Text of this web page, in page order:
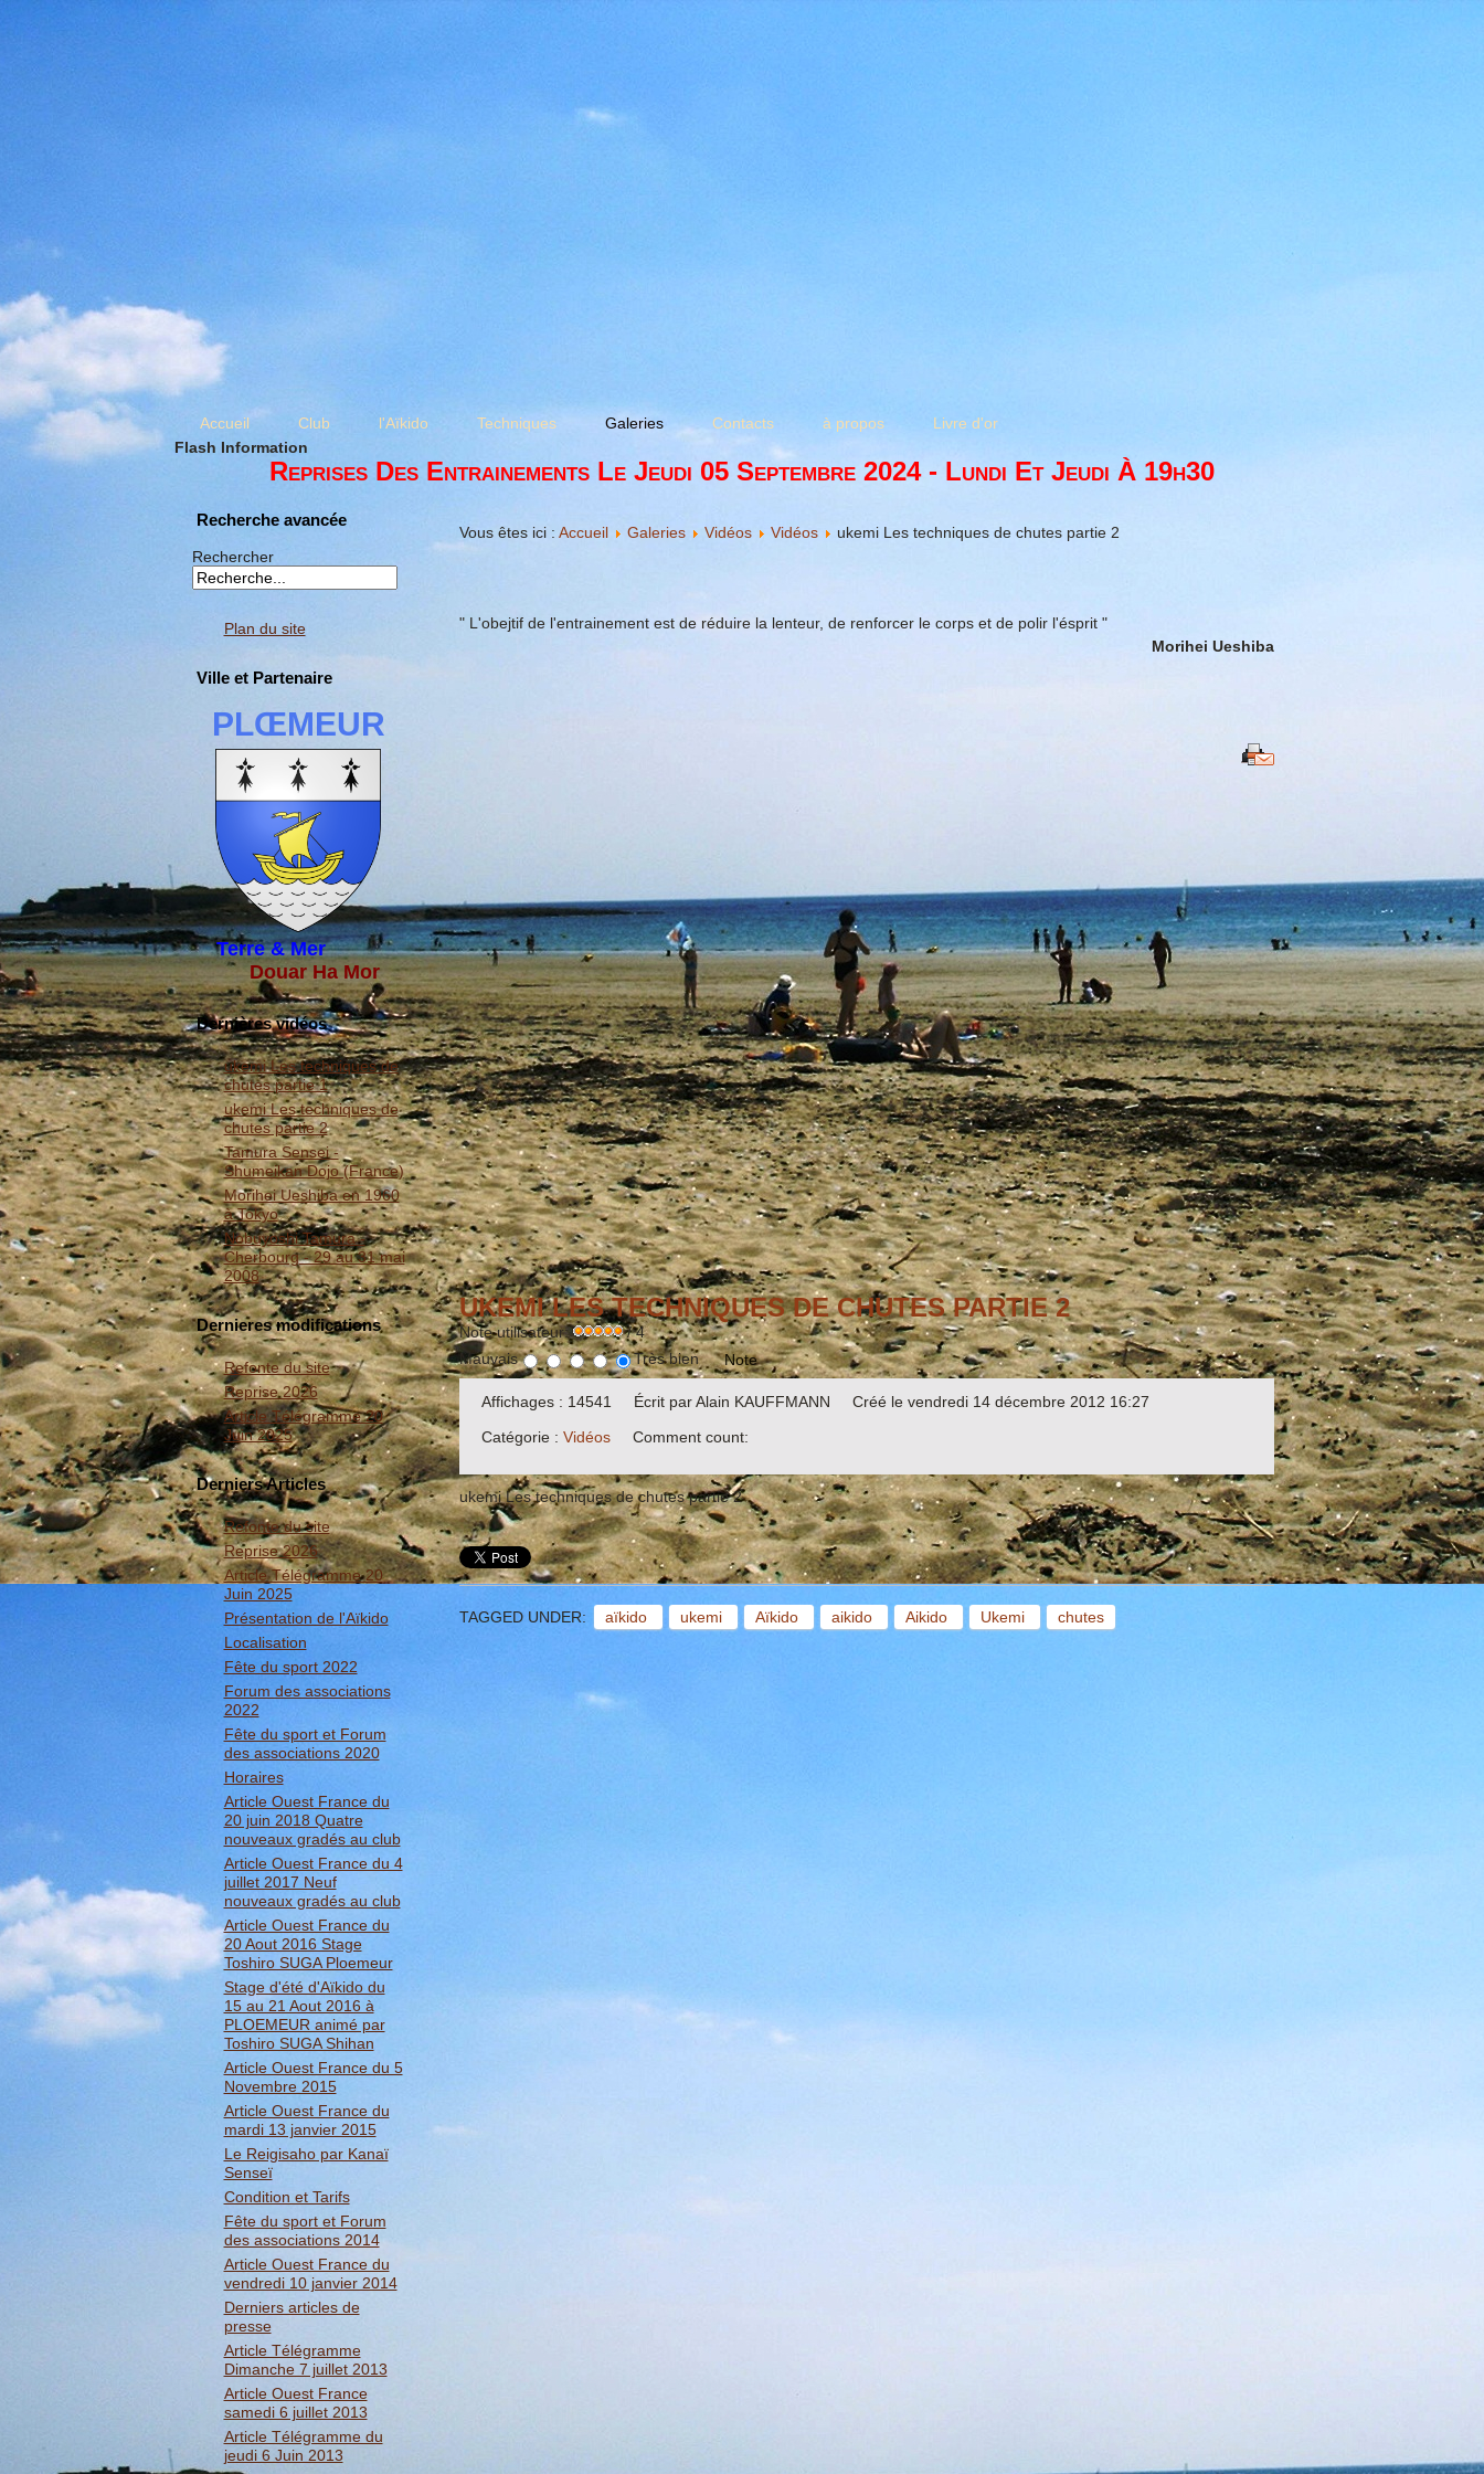
Accueil Club l'Aïkido Techniques Galeries Contacts à propos
Livre d'or
Flash Information
Reprises Des Entrainements Le Jeudi 05 Septembre 2024 - Lundi Et Jeudi À 19h30
Recherche avancée
Rechercher
Plan du site
Ville et Partenaire
PLŒMEUR
Terre & Mer
Douar Ha Mor
Dernières vidéos
ukemi Les techniques de
chutes partie 1
ukemi Les techniques de
chutes partie 2
Tamura Sensei -
Shumeikan Dojo (France)
Morihei Ueshiba en 1960
à Tokyo
Nobuyoshi Tamura -
Cherbourg - 29 au 31 mai
2008
Dernieres modifications
Refonte du site
Reprise 2026
Article Télégramme 20
Juin 2025
Derniers Articles
Refonte du site
Reprise 2026
Article Télégramme 20
Juin 2025
Présentation de l'Aïkido
Localisation
Fête du sport 2022
Forum des associations
2022
Fête du sport et Forum
des associations 2020
Horaires
Article Ouest France du
20 juin 2018 Quatre
nouveaux gradés au club
Article Ouest France du 4
juillet 2017 Neuf
nouveaux gradés au club
Article Ouest France du
20 Aout 2016 Stage
Toshiro SUGA Ploemeur
Stage d'été d'Aïkido du
15 au 21 Aout 2016 à
PLOEMEUR animé par
Toshiro SUGA Shihan
Article Ouest France du 5
Novembre 2015
Article Ouest France du
mardi 13 janvier 2015
Le Reigisaho par Kanaï
Senseï
Condition et Tarifs
Fête du sport et Forum
des associations 2014
Article Ouest France du
vendredi 10 janvier 2014
Derniers articles de
presse
Article Télégramme
Dimanche 7 juillet 2013
Article Ouest France
samedi 6 juillet 2013
Article Télégramme du
jeudi 6 Juin 2013
Vous êtes ici : Accueil Galeries Vidéos Vidéos ukemi Les techniques de chutes partie 2
" L'obejtif de l'entrainement est de réduire la lenteur, de renforcer le corps et de polir l'ésprit "
Morihei Ueshiba
UKEMI LES TECHNIQUES DE CHUTES PARTIE 2
Note utilisateur:
/ 4
Mauvais
Très bien
Affichages : 14541 Écrit par Alain KAUFFMANN
Créé le vendredi 14 décembre 2012 16:27
Catégorie : Vidéos Comment count:
ukemi Les techniques de chutes partie 2
TAGGED UNDER: aïkido ukemi Aïkido aikido Aikido Ukemi chutes